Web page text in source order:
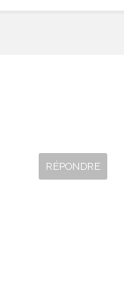
RÉPONDRE